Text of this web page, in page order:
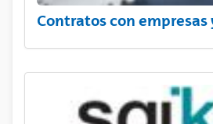
Contratos con empresas